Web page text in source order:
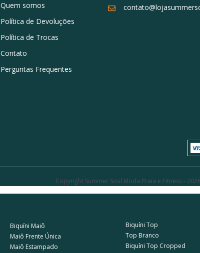
Quem somos
Política de Devoluções
Política de Trocas
Contato
Perguntas Frequentes
Copyright Summer Soul Moda Praia e Fitness -
Biquíni Maiô
Maiô Frente Única
Maiô Estampado
Biquíni Top
Top Branco
Biquíni Top Cropped